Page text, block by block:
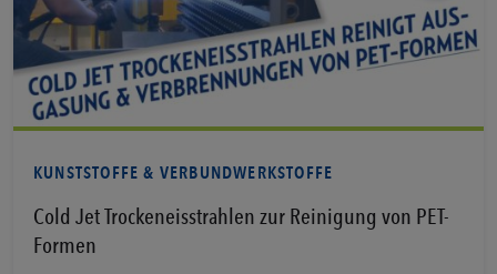
KUNSTSTOFFE & VERBUNDWERKSTOFFE
Cold Jet Trockeneisstrahlen zur Reinigung von PET-
Formen
Erfahren Sie mehr